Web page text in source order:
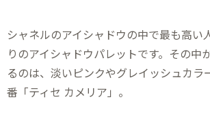
シャネルのアイシャドウの中で最も高い
りのアイシャドウパレットです。その中
るのは、淡いピンクやグレイッシュカラ
番「ティセ カメリア」。